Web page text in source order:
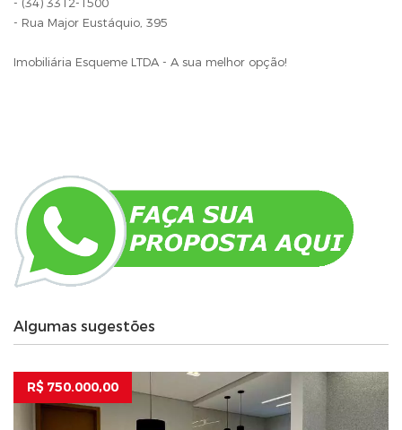
- Rua Major Eustáquio, 395
Imobiliária Esqueme LTDA - A sua melhor opção!
Algumas sugestões
R$ 750.000,00